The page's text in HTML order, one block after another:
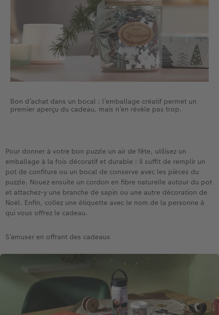
Bon d’achat dans un bocal : l’emballage créatif permet un
premier aperçu du cadeau, mais n’en révèle pas trop.
Pour donner à votre bon puzzle un air de fête, utilisez un
emballage à la fois décoratif et durable : il suffit de remplir un
pot de confiture ou un bocal de conserve avec les pièces du
puzzle. Nouez ensuite un cordon en fibre naturelle autour du pot
et attachez-y une branche de sapin ou une autre décoration de
Noël. Enfin, collez une étiquette avec le nom de la personne à
qui vous offrez le cadeau.
S’amuser en offrant des cadeaux